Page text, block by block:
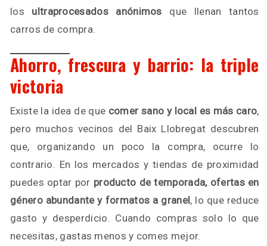
los ultraprocesados anónimos que llenan tantos
carros de compra.
Ahorro, frescura y barrio: la triple
victoria
Existe la idea de que comer sano y local es más caro,
pero muchos vecinos del Baix Llobregat descubren
que, organizando un poco la compra, ocurre lo
contrario. En los mercados y tiendas de proximidad
puedes optar por producto de temporada, ofertas en
género abundante y formatos a granel, lo que reduce
gasto y desperdicio. Cuando compras solo lo que
necesitas, gastas menos y comes mejor.